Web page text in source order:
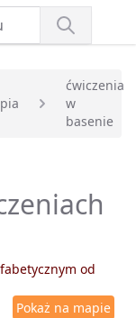
ćwiczenia
w
basenie
od
Pokaż na mapie